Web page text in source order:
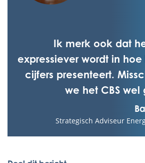
Ik merk ook dat
expressiever wordt in
cijfers presenteert.
we het CBS wel
Strategisch Adviseur